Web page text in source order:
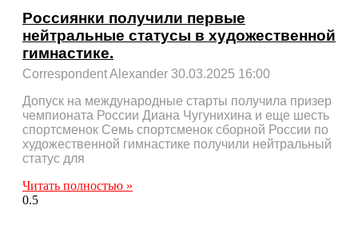
Россиянки получили первые
нейтральные статусы в художественной
гимнастике.
Correspondent Alexander 30.03.2025 16:00
Допуск на международные старты получила призер
чемпионата России Диана Чугунихина и еще шесть
спортсменок Семь спортсменок сборной России по
художественной гимнастике получили нейтральный
статус для
Читать полностью »